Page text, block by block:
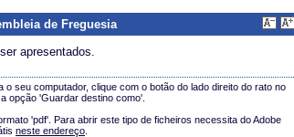
de Freguesia
apresentados.
seu computador, clique com o botão do lado direito do rato no
opção 'Guardar destino como'.
'pdf'. Para abrir este tipo de ficheiros necessita do Adobe
neste endereço